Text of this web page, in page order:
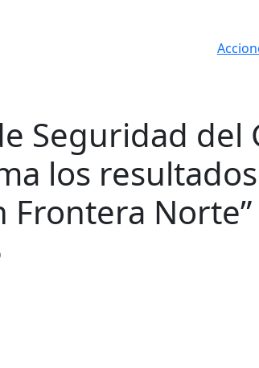
Seguridad del
los
Frontera